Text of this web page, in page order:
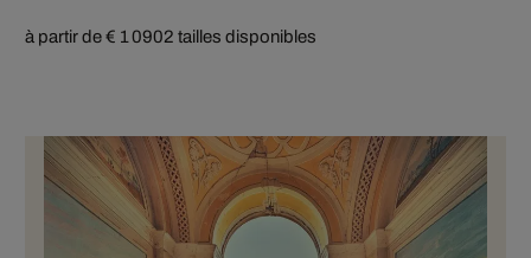
à partir de € 1 0902 tailles disponibles